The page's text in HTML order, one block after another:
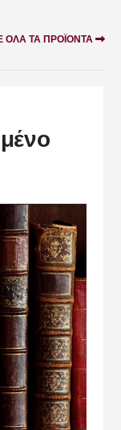
ΌΛΑ ΤΑ ΠΡΟΪΌΝΤΑ